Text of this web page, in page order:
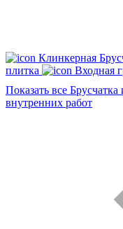
Клинкерная
плитка
Входная
Показать все
внутренних работ